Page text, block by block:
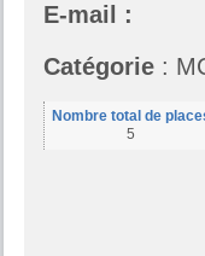
E-mail :
Catégorie :
Nombre total de
5